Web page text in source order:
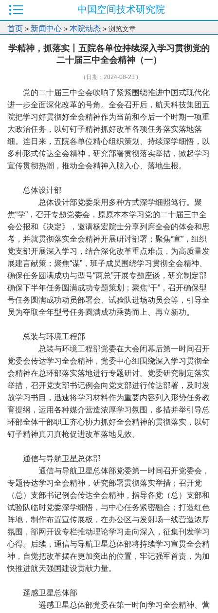
中国空间技术研究院
首页 > 新闻中心 > 本院动态 > 浏览文章
学精神，抓落实丨五院各单位持续深入学习贯彻党的
二十届三中全会精神（一）
（日期：2024-08-23 )
党的二十届三中全会吹响了紧紧围绕推进中国式现代化
进一步全面深化改革的号角。全会召开后，航天科技集团五
院把学习好贯彻好全会精神作为当前和今后一个时期一项重
大政治任务，以钉钉子精神抓好改革各项任务落实落地落
细。连日来，五院各单位精心组织策划、持续深学细悟，以
多种形式传达全会精神，研究部署贯彻落实举措，掀起学习
宣传贯彻热潮，推动全会精神入脑入心、落地生根。
总体设计部
总体设计部党委采用多种方式深学细照笃行。聚
焦“学”，召开专题党委会，原原本本学习党的二十届三中全
会公报和《决定》，邀请杨宏院士分享列席全会的体会和思
考，并就贯彻落实全会精神开展研讨部署；聚焦“宣”，组织
党支部开展深入学习，结合深化改革重点难点，为高质量发
展建言献策；聚焦“谋”，班子成员围绕学习贯彻全会精神、
确保任务圆满成功与型号“两总”开展专题座谈，研究制定部
确保下半年任务圆满成功专题策划；聚焦“干”，召开确保型
号任务圆满成功动员部署会、试验队进场动员会等，引导全
员为夺取全年型号任务圆满成功乘势而上、再立新功。
总装与环境工程部
总装与环境工程部党委在大会闭幕后第一时间召开
党委会传达学习全会精神，党委中心组围绕深入学习贯彻全
会精神在总环部落实落地进行专题研讨。党委研究制定落实
举措，召开党支部书记例会向党支部进行传达部署，及时发
放学习书目，迅速将学习材料作为重要内容列入形势任务教
育提纲，运用各种媒介营造浓厚学习氛围，多措并举引导总
环部全体干部职工齐心协力抓好全会精神的贯彻落实，以钉
钉子精神真刀真枪促进改革落地见效。
通信与导航卫星总体部
通信与导航卫星总体部党委第一时间召开党委会，
专题传达学习全会精神，研究部署贯彻落实举措；召开党
（总）支部书记例会传达全会精神，指导各党（总）支部和
试验队临时党委深学细悟，与中心任务紧密融合；打造红色
阵地，制作布置宣传展板，在办公区与发射场一线营造浓厚
氛围，部网开设专栏推动理论学习走向深入，征集刊发学习
心得。后续，通信与导航卫星总体部将持续学习宣贯全会精
神，自觉把改革摆在更加突出的位置，牢记强军首责，为加
快推进航天强国建设贡献力量。
遥感卫星总体部
遥感卫星总体部党委在第一时间学习全会精神、营